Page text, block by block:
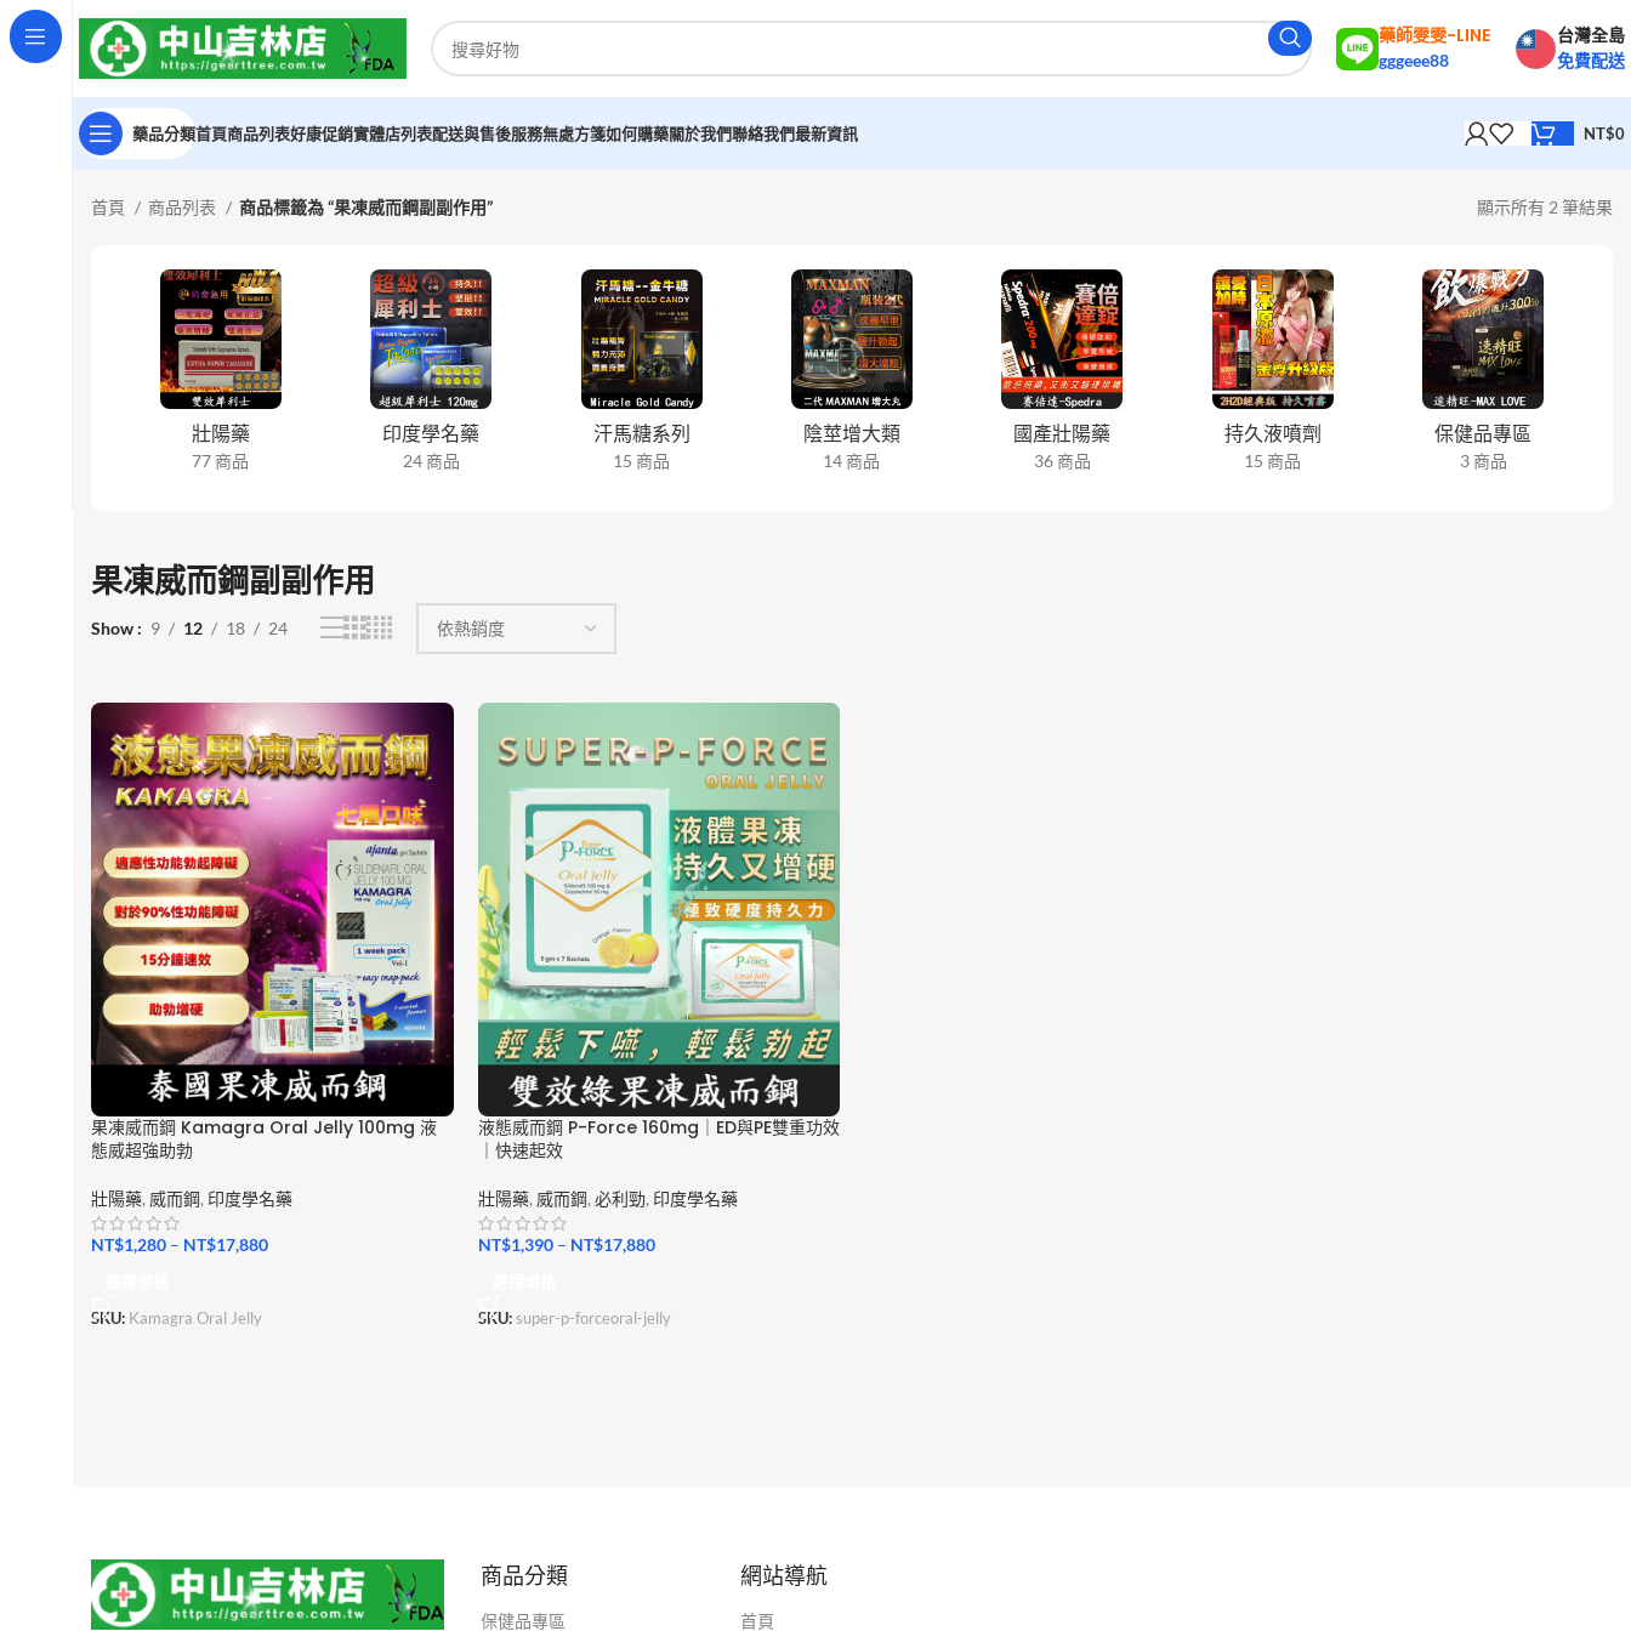
藥師雯雯-LINE
gggeee88
台灣全島
免費配送
藥品分類首頁商品列表好康促銷實體店列表配送與售後服務無處方箋如何購藥關於我們聯絡我們最新資訊 NT$0
首頁 商品列表 商品標籤為 “果凍威而鋼副副作用” 顯示所有 2 筆結果
壯陽藥
77 商品
印度學名藥
24 商品
汗馬糖系列
15 商品
陰莖增大類
14 商品
國產壯陽藥
36 商品
持久液噴劑
15 商品
保健品專區
3 商品
果凍威而鋼副副作用
Show 9 12 18 24
果凍威而鋼 Kamagra Oral Jelly 100mg 液
態威超強助勃
壯陽藥, 威而鋼, 印度學名藥
NT$1,280 – NT$17,880
SKU: Kamagra Oral Jelly
液態威而鋼 P-Force 160mg｜ED與PE雙重功效
｜快速起效
壯陽藥, 威而鋼, 必利勁, 印度學名藥
NT$1,390– NT$17,880
SKU:super-p-forceoral-jelly
商品分類
保健品專區
網站導航
首頁